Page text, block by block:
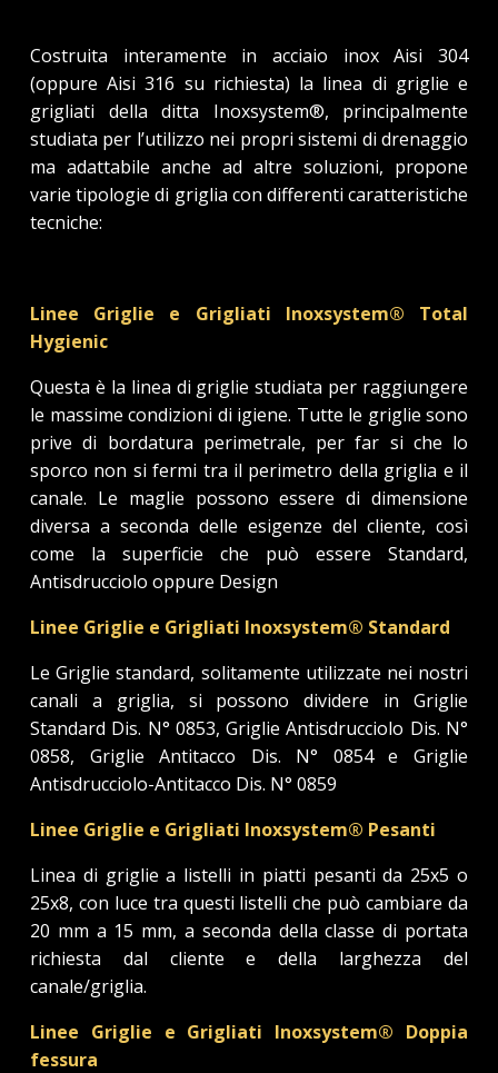
Costruita interamente in acciaio inox Aisi 304
(oppure Aisi 316 su richiesta) la linea di griglie e
grigliati della ditta Inoxsystem®, principalmente
studiata per l’utilizzo nei propri sistemi di drenaggio
ma adattabile anche ad altre soluzioni, propone
varie tipologie di griglia con differenti caratteristiche
tecniche:
Linee Griglie e Grigliati Inoxsystem® Total
Hygienic
Questa è la linea di griglie studiata per raggiungere
le massime condizioni di igiene. Tutte le griglie sono
prive di bordatura perimetrale, per far si che lo
sporco non si fermi tra il perimetro della griglia e il
canale. Le maglie possono essere di dimensione
diversa a seconda delle esigenze del cliente, così
come la superficie che può essere Standard,
Antisdrucciolo oppure Design
Linee Griglie e Grigliati Inoxsystem® Standard
Le Griglie standard, solitamente utilizzate nei nostri
canali a griglia, si possono dividere in Griglie
Standard Dis. N° 0853, Griglie Antisdrucciolo Dis. N°
0858, Griglie Antitacco Dis. N° 0854 e Griglie
Antisdrucciolo-Antitacco Dis. N° 0859
Linee Griglie e Grigliati Inoxsystem® Pesanti
Linea di griglie a listelli in piatti pesanti da 25x5 o
25x8, con luce tra questi listelli che può cambiare da
20 mm a 15 mm, a seconda della classe di portata
richiesta dal cliente e della larghezza del
canale/griglia.
Linee Griglie e Grigliati Inoxsystem® Doppia
fessura